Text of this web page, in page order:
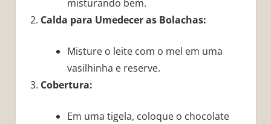
misturando bem.
Calda para Umedecer as Bolachas:
Misture o leite com o mel em uma
vasilhinha e reserve.
Cobertura:
Em uma tigela, coloque o chocolate